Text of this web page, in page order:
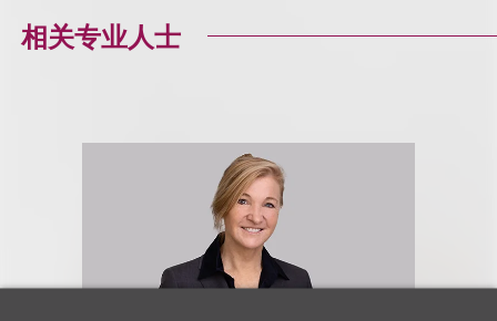
相关专业人士